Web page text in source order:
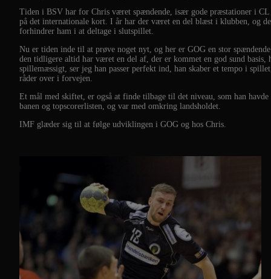
Tiden i BSV har for Chris været spændende, især gode præstationer i CL
på det internationale kort. I år har der været en del blæst i klubben, og
forhindrer ham i at deltage i slutspillet.
Nu er tiden inde til at prøve noget nyt, og her er GOG en stor
den tidligere altid har været en del af, der er kommet en god sund
spillemæssigt, ser jeg han passer perfekt ind, han skaber et tempo i
råder over i forvejen.
Et mål med skiftet, er også at finde tilbage til det niveau, som han
banen og topscorerlisten, og var med omkring landsholdet.
IMF glæder sig til at følge udviklingen i GOG og hos Chris.